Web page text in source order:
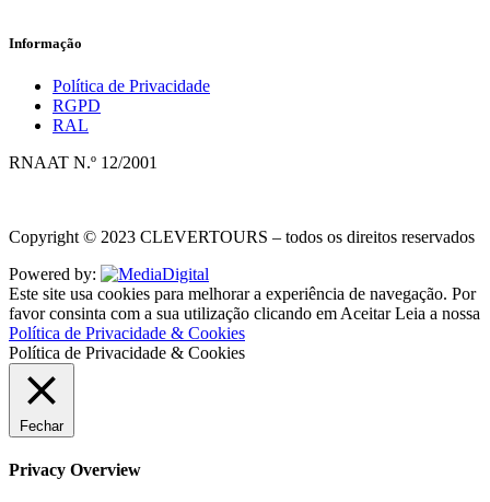
Informação
Política de Privacidade
RGPD
RAL
RNAAT N.º 12/2001
Copyright © 2023 CLEVERTOURS – todos os direitos reservados
Powered by:
Este site usa cookies para melhorar a experiência de navegação. Por
favor consinta com a sua utilização clicando em AceitarLeia a nossa
Política de Privacidade & Cookies
Política de Privacidade & Cookies
Fechar
Privacy Overview